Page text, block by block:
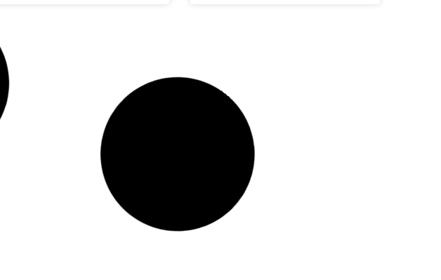
Mercedes G63 Brabus
Suzuki Jimny BRABUS
z Dubaju